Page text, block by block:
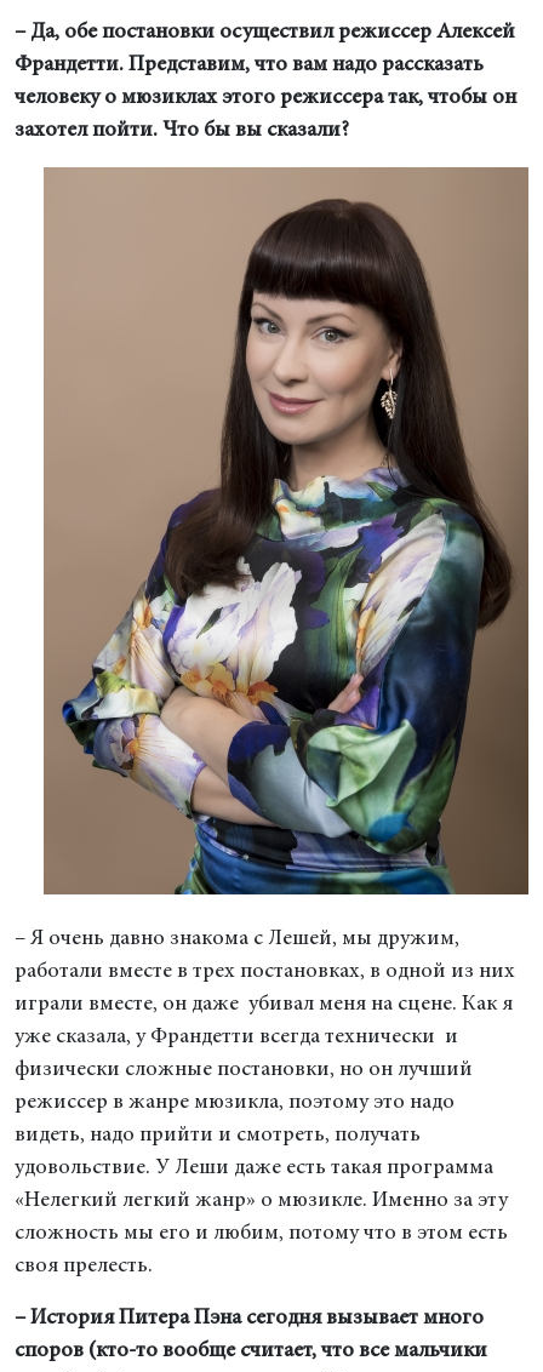
– Да, обе постановки осуществил режиссер Алексей
Франдетти. Представим, что вам надо рассказать
человеку о мюзиклах этого режиссера так, чтобы он
захотел пойти. Что бы вы сказали?
– Я очень давно знакома с Лешей, мы дружим,
работали вместе в трех постановках, в одной из них
играли вместе, он даже убивал меня на сцене. Как я
уже сказала, у Франдетти всегда технически и
физически сложные постановки, но он лучший
режиссер в жанре мюзикла, поэтому это надо
видеть, надо прийти и смотреть, получать
удовольствие. У Леши даже есть такая программа
«Нелегкий легкий жанр» о мюзикле. Именно за эту
сложность мы его и любим, потому что в этом есть
своя прелесть.
– История Питера Пэна сегодня вызывает много
споров (кто-то вообще считает, что все мальчики